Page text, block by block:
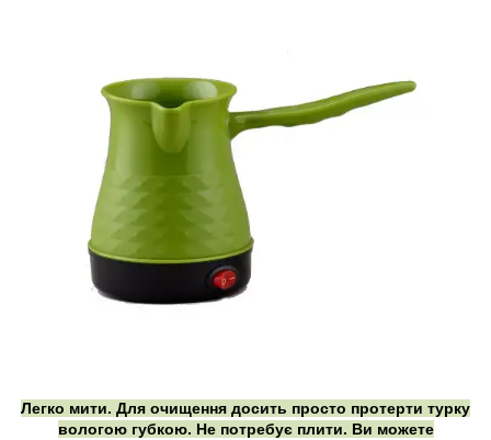
Легко мити. Для очищення досить просто протерти турку
вологою губкою. Не потребує плити. Ви можете